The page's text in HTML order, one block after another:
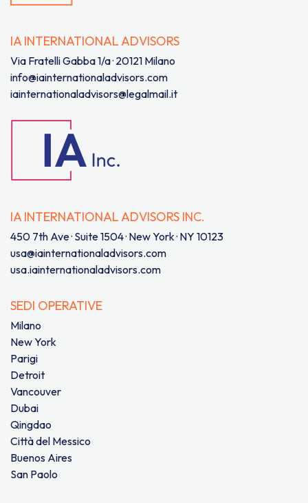
IA INTERNATIONAL ADVISORS
Via Fratelli Gabba 1/a · 20121 Milano
info@iainternationaladvisors.com
iainternationaladvisors@legalmail.it
IA INTERNATIONAL ADVISORS INC.
450 7th Ave · Suite 1504 · New York · NY 10123
usa@iainternationaladvisors.com
usa.iainternationaladvisors.com
SEDI OPERATIVE
Milano
New York
Parigi
Detroit
Vancouver
Dubai
Qingdao
Città del Messico
Buenos Aires
San Paolo